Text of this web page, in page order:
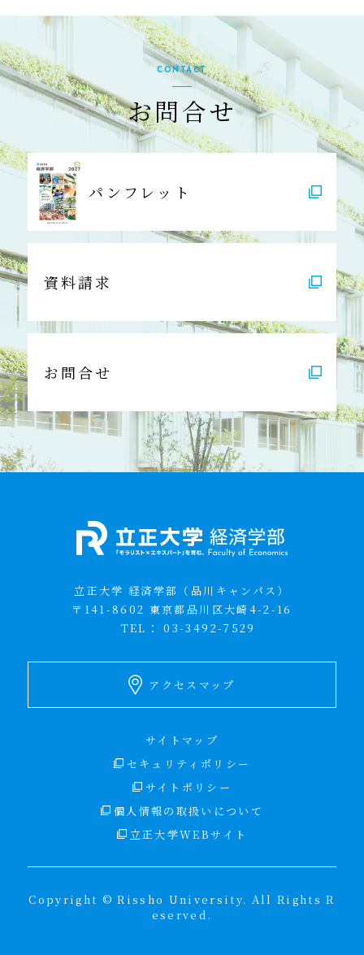
CONTACT
お問合せ
パンフレット
資料請求
お問合せ
立正大学 経済学部（品川キャンパス）
〒141-8602 東京都品川区大崎4-2-16
TEL：03-3492-7529
アクセスマップ
サイトマップ
セキュリティポリシー
サイトポリシー
個人情報の取扱いについて
立正大学WEBサイト
Copyright © Rissho University. All Rights R
eserved.